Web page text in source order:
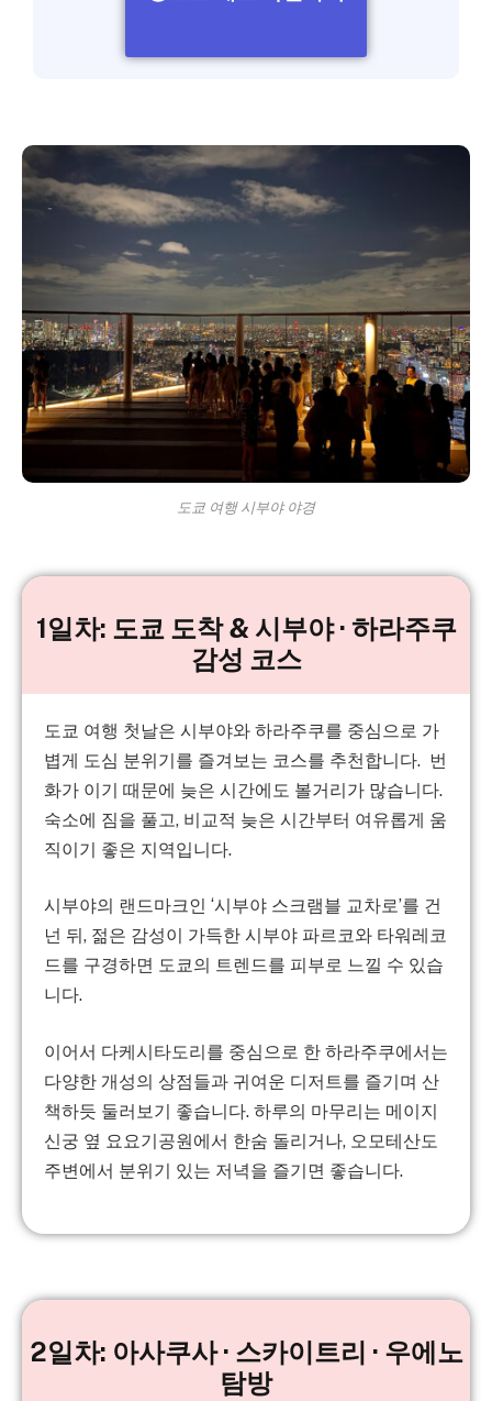
도쿄 여행 시부야 야경
1일차: 도쿄 도착 & 시부야 · 하라주쿠
감성 코스
도쿄 여행 첫날은 시부야와 하라주쿠를 중심으로 가
볍게 도심 분위기를 즐겨보는 코스를 추천합니다. 번
화가 이기 때문에 늦은 시간에도 볼거리가 많습니다.
숙소에 짐을 풀고, 비교적 늦은 시간부터 여유롭게 움
직이기 좋은 지역입니다.
시부야의 랜드마크인 ‘시부야 스크램블 교차로’를 건
넌 뒤, 젊은 감성이 가득한 시부야 파르코와 타워레코
드를 구경하면 도쿄의 트렌드를 피부로 느낄 수 있습
니다.
이어서 다케시타도리를 중심으로 한 하라주쿠에서는
다양한 개성의 상점들과 귀여운 디저트를 즐기며 산
책하듯 둘러보기 좋습니다. 하루의 마무리는 메이지
신궁 옆 요요기공원에서 한숨 돌리거나, 오모테산도
주변에서 분위기 있는 저녁을 즐기면 좋습니다.
2일차: 아사쿠사 · 스카이트리 · 우에노
탐방